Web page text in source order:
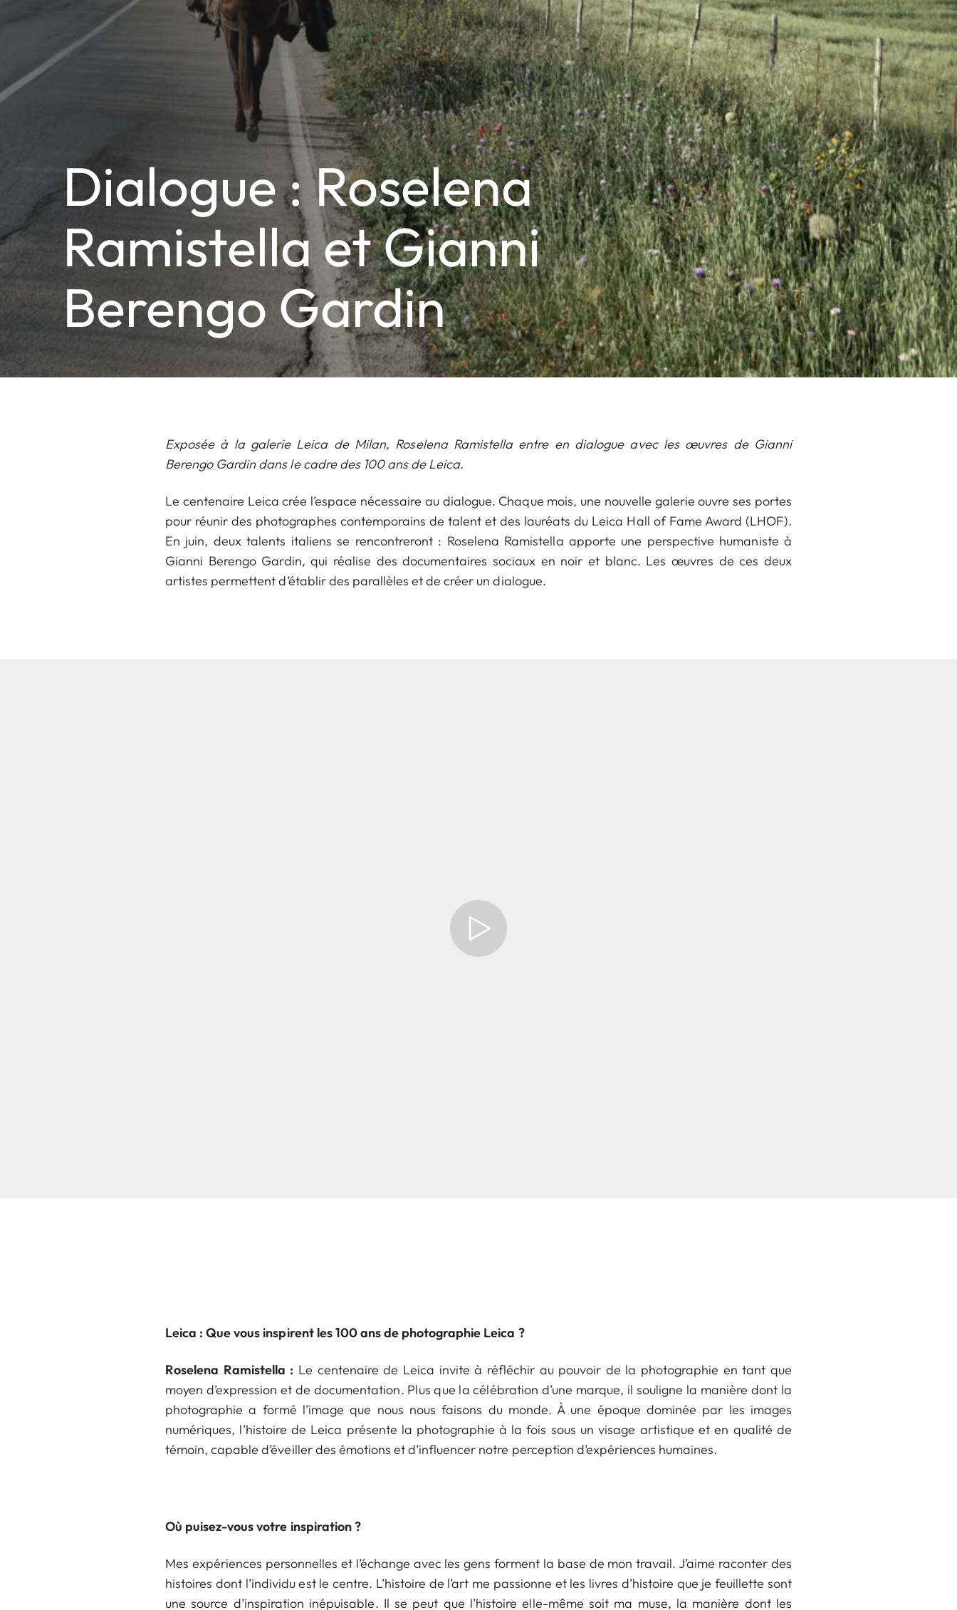
Dialogue : Roselena
Ramistella et Gianni
Berengo Gardin
Exposée à la galerie Leica de Milan, Roselena Ramistella entre en dialogue avec les œuvres de Gianni
Berengo Gardin dans le cadre des 100 ans de Leica.
Le centenaire Leica crée l’espace nécessaire au dialogue. Chaque mois, une nouvelle galerie ouvre ses portes
pour réunir des photographes contemporains de talent et des lauréats du Leica Hall of Fame Award (LHOF).
En juin, deux talents italiens se rencontreront : Roselena Ramistella apporte une perspective humaniste à
Gianni Berengo Gardin, qui réalise des documentaires sociaux en noir et blanc. Les œuvres de ces deux
artistes permettent d’établir des parallèles et de créer un dialogue.
Leica : Que vous inspirent les 100 ans de photographie Leica ?
Roselena Ramistella : Le centenaire de Leica invite à réfléchir au pouvoir de la photographie en tant que
moyen d’expression et de documentation. Plus que la célébration d’une marque, il souligne la manière dont la
photographie a formé l’image que nous nous faisons du monde. À une époque dominée par les images
numériques, l’histoire de Leica présente la photographie à la fois sous un visage artistique et en qualité de
témoin, capable d’éveiller des émotions et d’influencer notre perception d’expériences humaines.
Où puisez-vous votre inspiration ?
Mes expériences personnelles et l’échange avec les gens forment la base de mon travail. J’aime raconter des
histoires dont l’individu est le centre. L’histoire de l’art me passionne et les livres d’histoire que je feuillette sont
une source d’inspiration inépuisable. Il se peut que l’histoire elle-même soit ma muse, la manière dont les